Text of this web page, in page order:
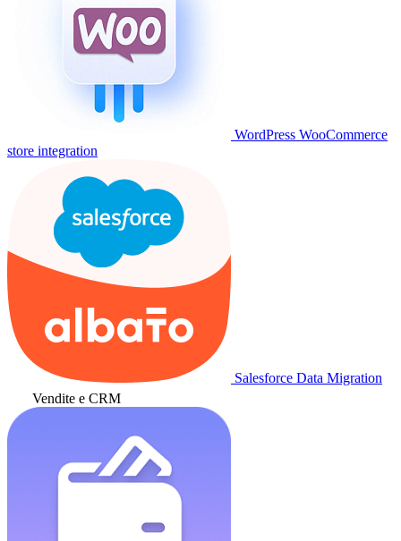
WordPress WooCommerce
store integration
Salesforce Data Migration
Vendite e CRM